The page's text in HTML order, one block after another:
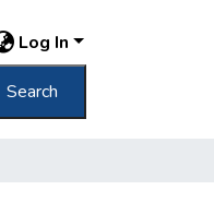
Log In
Search